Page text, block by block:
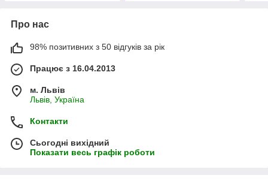
Про нас
98% позитивних з 50 відгуків за рік
Працює з 16.04.2013
м. Львів
Львів, Україна
Контакти
Сьогодні вихідний
Показати весь графік роботи